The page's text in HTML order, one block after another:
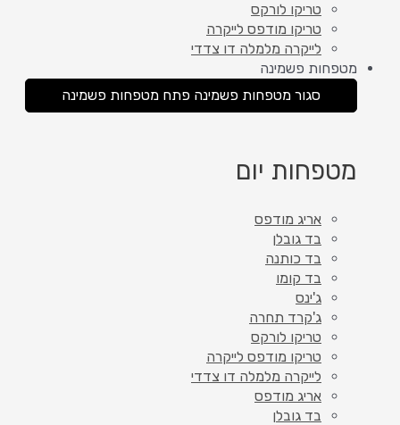
טריקו לורקס
טריקו מודפס לייקרה
לייקרה מלמלה דו צדדי
מטפחות פשמינה
סגור מטפחות פשמינה פתח מטפחות פשמינה
מטפחות יום
אריג מודפס
בד גובלן
בד כותנה
בד קומו
ג'ינס
ג'קרד תחרה
טריקו לורקס
טריקו מודפס לייקרה
לייקרה מלמלה דו צדדי
אריג מודפס
בד גובלן